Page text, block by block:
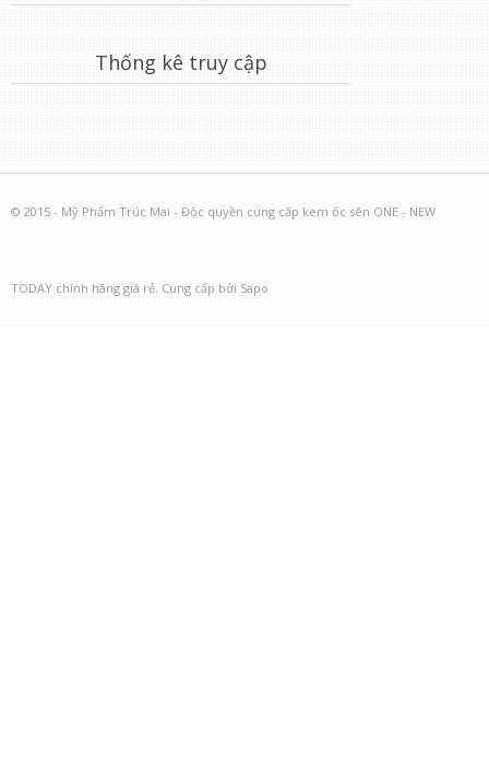
Thống kê truy cập
© 2015 - Mỹ Phẩm Trúc Mai - Độc quyền cung cấp kem ốc sên ONE - NEW
TODAY chính hãng giá rẻ. Cung cấp bởi Sapo